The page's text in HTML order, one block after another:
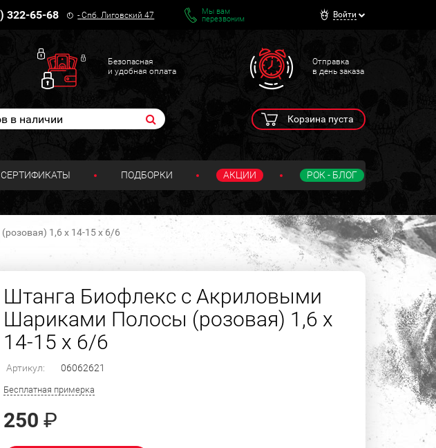
322-65-68 -Спб. Лиговский 47
Мы вам
перезвоним
Войти
Безопасная
и удобная оплата
Отправка
в день заказа
Корзина пуста
СЕРТИФИКАТЫ ПОДБОРКИ АКЦИИ РОК - БЛОГ
1,6 х 14-15 х 6/6
Штанга Биофлекс с Акриловыми
Шариками Полосы (розовая) 1,6 х
14-15 х 6/6
Артикул: 06062621
Бесплатная примерка
250 ₽